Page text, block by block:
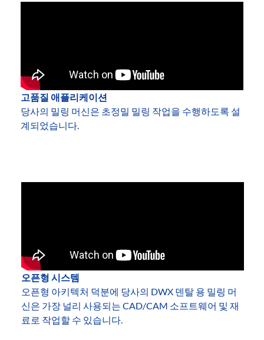
고품질 애플리케이션
당사의 밀링 머신은 초정밀 밀링 작업을 수행하도록 설
계되었습니다.
오픈형 시스템
오픈형 아키텍처 덕분에 당사의 DWX 덴탈 용 밀링 머
신은 가장 널리 사용되는 CAD/CAM 소프트웨어 및 재
료로 작업할 수 있습니다.